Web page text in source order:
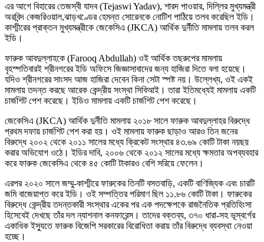
এর আগে বিহারের তেজস্বী যাদব (Tejaswi Yadav), শারদ পাওয়ার, দিল্লির মুখ্যমন্ত্রী
অরবিন্দ কেজরিওয়াল,ঝাড়খণ্ডের হেমন্ত সোরেনকে নোটিশ পাঠিয়ে তলব করেছিল ইডি।
কাশ্মীরের প্রাক্তন মুখ্যমন্ত্রীকে জেকেসিএ (JKCA) আর্থিক দুর্নীতি মামলায় তলব করল
ইডি।
ফারুক আবদুল্লাহকে (Farooq Abdullah) ওই আর্থিক তছরুপের মামলায়
বৃহস্পতিবারই শ্রীনগরের ইডি অফিসে জিজ্ঞাসাবাদের জন্য হাজিরা দিতে বলা হয়েছে।
যদিও শ্রীনগরের সাংসদ আজ হাজিরা দেবেন কিনা সেটা স্পষ্ট নয়। উল্লেখ্য, ওই একই
মামলায় তদন্ত করছে আরেক কেন্দ্রীয় সংস্থা সিবিআই। তারা ইতিমধ্যেই মামলায় একটি
চার্জশিট পেশ করেছে। ইডিও মামলায় একটি চার্জশিট পেশ করেছে।
জেকেসিএ (JKCA) আর্থিক দুর্নীতি মামলায় ২০১৮ সালে ফারুক আবদুল্লাহর বিরুদ্ধে
প্রথম দফায় চার্জশিট পেশ করা হয়। ওই মামলায় ফারুক ছাড়াও আরও তিন জনের
বিরুদ্ধে ২০০২ থেকে ২০১১ সালের মধ্যে ক্রিকেট সংস্থার ৪৩.৬৯ কোটি টাকা নয়ছয়
করার অভিযোগ ওঠে। ইডির দাবি, ২০০৬ থেকে ২০১২ সালের মধ্যে ক্ষমতার অপব্যবহার
করে ফারুক জেকেসিএ থেকে ৪৫ কোটি টাকারও বেশি সরিয়ে ফেলেন।
এরপর ২০২০ সালে জম্মু-কাশ্মীরে ফারুকের তিনটি বসতবাড়ি, একটি বাণিজ্যিক এবং চারটি
জমি বাজেয়াপ্ত করে ইডি। ওই সম্পত্তির পরিমাণ ছিল ১১.৮৬ কোটি টাকা। ফারুকের
বিরুদ্ধে কেন্দ্রীয় তদন্তকারী সংস্থার একের পর এক পদক্ষেপকে রাজনৈতিক প্রতিহিংসা
হিসেবেই দেখছে তাঁর দল ন্যাশনাল কনফারেন্স। তাদের বক্তব্য, ৩৭০ ধারা-সহ ভূস্বর্গের
একাধিক ইস্যুতে ফারুক বিজেপি সরকারের বিরোধিতা করায় তাঁর বিরুদ্ধে ব্যবস্থা নেওয়া
হচ্ছে।